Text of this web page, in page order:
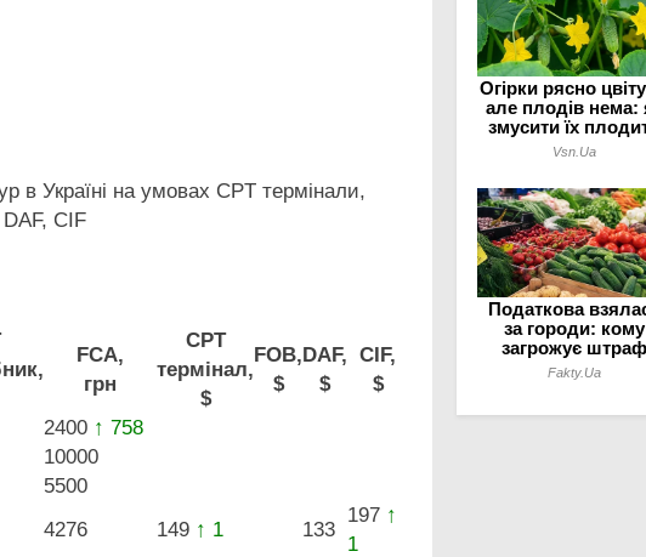
в Україні на умовах CPT термінали,
CIF
FCA,
грн
CPT
термінал,
$
FOB,
$
DAF,
$
CIF,
$
2400 ↑ 758
10000
5500
4276 149 ↑ 1 133
197 ↑
1